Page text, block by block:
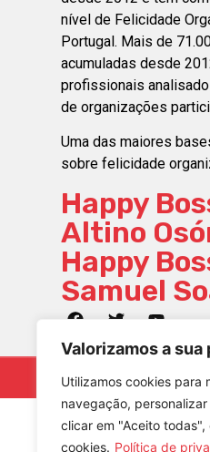
Valorizamos a
Utilizamos cookies para
navegação,
clicar em "Aceito
cookies. Política de
nível de Felicidade
Portugal. Mais de
acumuladas desde
profissionais
de organizações
Uma das maiores
sobre felicidade
Happy
Altino
Happy
Samuel
© 2023 – Happiness Works,